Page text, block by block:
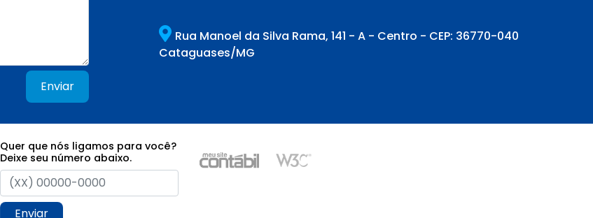
Enviar
Rua Manoel da Silva Rama, 141 - A - Centro - CEP: 36770-040
Cataguases/MG
Quer que nós ligamos para você?
Deixe seu número abaixo.
Enviar